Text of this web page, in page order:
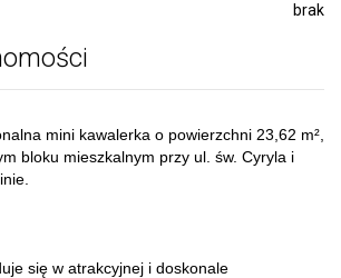
brak
mini kawalerka o powierzchni 23,62 m²,
bloku mieszkalnym przy ul. św. Cyryla i
się w atrakcyjnej i doskonale